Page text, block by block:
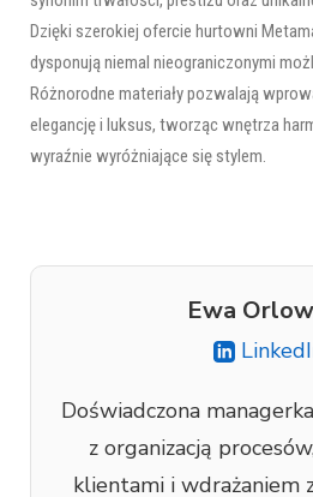
Dzięki szerokiej ofercie hurtowni
dysponują niemal nieograniczonymi
Różnorodne materiały pozwalają
elegancję i luksus, tworząc wnętrza
wyraźnie wyróżniające się stylem.
Ewa
Doświadczona
z organizacją
klientami i wdrażaniem